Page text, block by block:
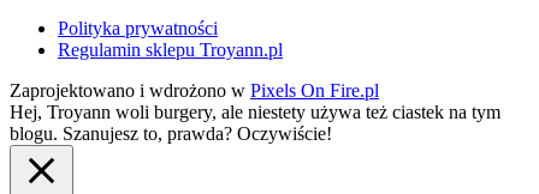
Polityka prywatności
Regulamin sklepu Troyann.pl
Zaprojektowano i wdrożono w Pixels On Fire.pl
Hej, Troyann woli burgery, ale niestety używa też ciastek na tym
blogu. Szanujesz to, prawda? Oczywiście!